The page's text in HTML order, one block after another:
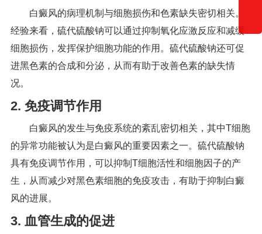
白癜风的病理机制与细胞损伤和色素缺失密切相关。
经验来看，硫代硫酸钠可以通过抑制氧化应激反应和减缓
细胞损伤，发挥保护细胞功能的作用。硫代硫酸钠还可促
进黑色素的合成和分泌，从而有助于改善色素的缺失情
况。
2. 免疫调节作用
白癜风的发生与免疫系统的紊乱密切相关，其中T细胞
的异常功能被认为是白癜风的重要因素之一。硫代硫酸钠
具有免疫调节作用，可以抑制T细胞活性和细胞因子的产
生，从而减少对黑色素细胞的免疫攻击，有助于抑制白癜
风的进展。
3. 血管生成的促进